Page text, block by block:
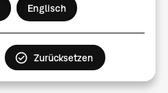
Englisch